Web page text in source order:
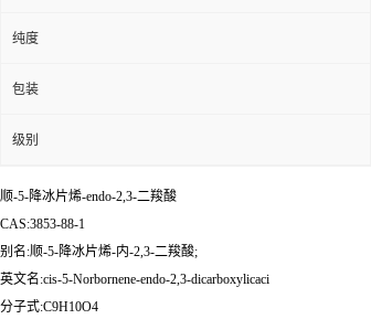
纯度
包装
级别
顺-5-降冰片烯-endo-2,3-二羧酸
CAS:3853-88-1
别名:顺-5-降冰片烯-内-2,3-二羧酸;
英文名:cis-5-Norbornene-endo-2,3-dicarboxylicaci
分子式:C9H10O4